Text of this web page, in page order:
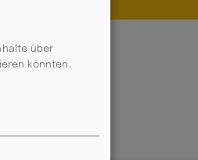
über
könnten.